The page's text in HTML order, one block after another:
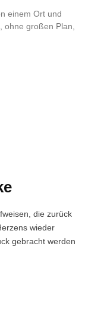
einem Ort und
ohne großen Plan,
die zurück
wieder
gebracht werden